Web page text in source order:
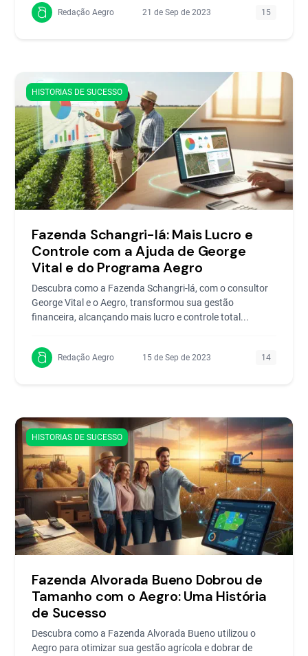
Redação Aegro 21 de Sep de 2023 15
HISTORIAS DE SUCESSO
Fazenda Schangri-lá: Mais Lucro e
Controle com a Ajuda de George
Vital e do Programa Aegro
Descubra como a Fazenda Schangri-lá, com o consultor
George Vital e o Aegro, transformou sua gestão
financeira, alcançando mais lucro e controle total...
Redação Aegro 15 de Sep de 2023 14
HISTORIAS DE SUCESSO
Fazenda Alvorada Bueno Dobrou de
Tamanho com o Aegro: Uma História
de Sucesso
Descubra como a Fazenda Alvorada Bueno utilizou o
Aegro para otimizar sua gestão agrícola e dobrar de